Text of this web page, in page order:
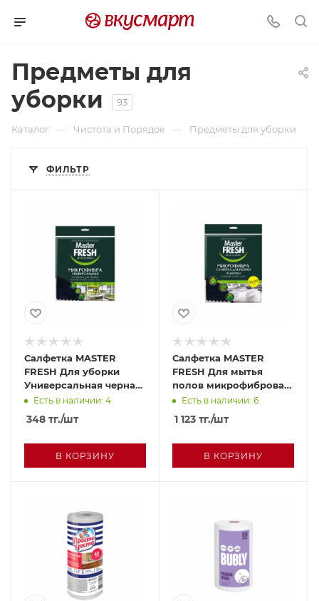
Предметы для
уборки
93
Каталог — Чистота и Порядок — Предметы для уборки
ФИЛЬТР
Салфетка MASTER
FRESH Для уборки
Универсальная черная
1шт м/у
Есть в наличии: 4
348 тг./шт
В КОРЗИНУ
Салфетка MASTER
FRESH Для мытья
полов микрофибровая
черная 50*60см 1шт м/у
Есть в наличии: 6
1 123 тг./шт
В КОРЗИНУ